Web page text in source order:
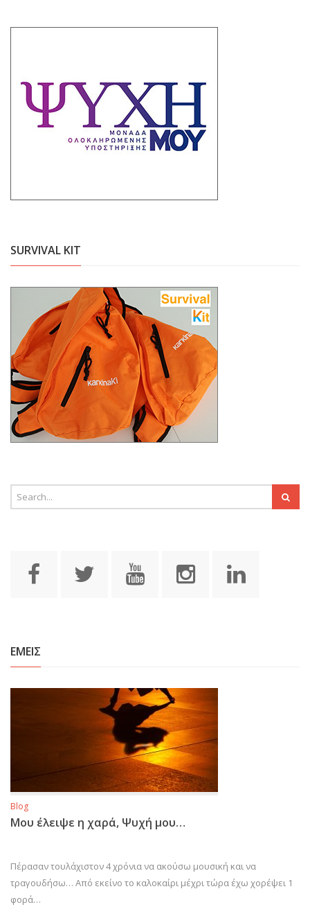
SURVIVAL KIT
ΕΜΕΙΣ
Blog
Μου έλειψε η χαρά, Ψυχή μου…
Πέρασαν τουλάχιστον 4 χρόνια να ακούσω μουσική και να
τραγουδήσω… Από εκείνο το καλοκαίρι μέχρι τώρα έχω χορέψει 1
φορά…